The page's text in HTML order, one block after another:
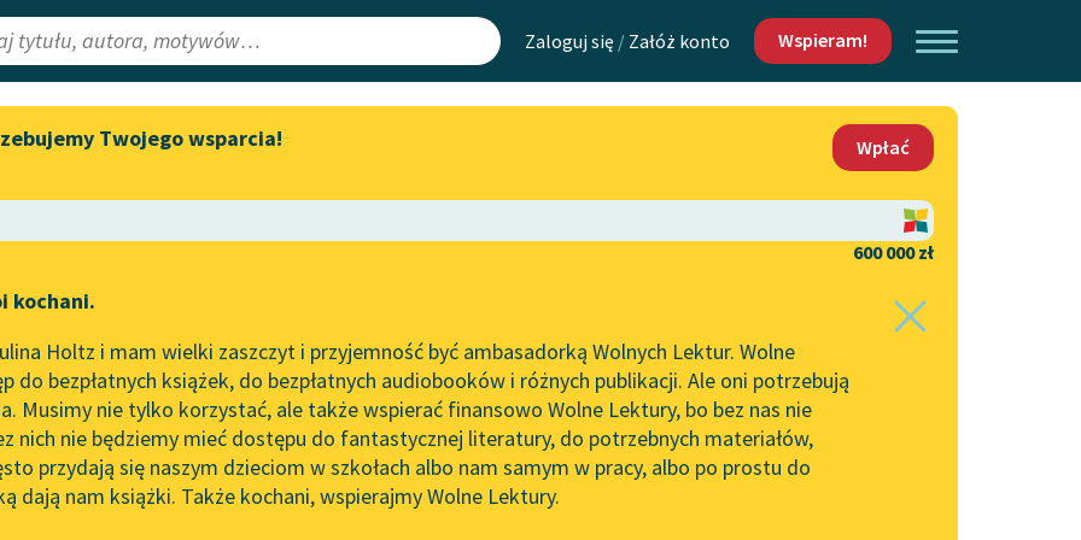
Zaloguj się / Załóż konto Wspieram!
Lektury
redakcyjne
Aktualności
„Prokurator Alicja Horn” do
literatury skandynawskiej
Spotkanie z Katarzyną Tunkiel
w Oslo
102. lata temu zmarł Joseph
Conrad
Mapa Wolnych Lektur
Leśmianator
API
OAI-PMH
Widget Wolnych Lektur
Kontakt
O projekcie
Zasady wykorzystania
Wolnych Lektur
Logotypy
Materiały promocyjne
Twojego wsparcia!
Wpłać
600 000 zł
kochani.
Holtz i mam wielki zaszczyt i przyjemność być ambasadorką Wolnych Lektur. Wolne
do bezpłatnych książek, do bezpłatnych audiobooków i różnych publikacji. Ale oni potrzebują
Musimy nie tylko korzystać, ale także wspierać finansowo Wolne Lektury, bo bez nas nie
nich nie będziemy mieć dostępu do fantastycznej literatury, do potrzebnych materiałów,
przydają się naszym dzieciom w szkołach albo nam samym w pracy, albo po prostu do
dają nam książki. Także kochani, wspierajmy Wolne Lektury.
Panna z mokrą głową